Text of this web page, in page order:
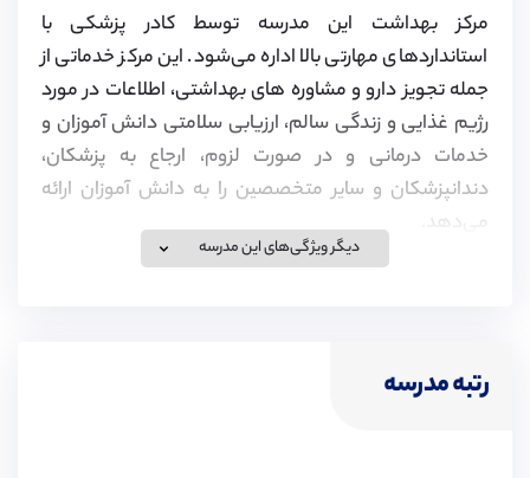
مرکز بهداشت این مدرسه توسط کادر پزشکی با
استانداردهای مهارتی بالا اداره می‌شود. این مرکز خدماتی از
جمله تجویز دارو و مشاوره های بهداشتی، اطلاعات در مورد
رژیم غذایی و زندگی سالم، ارزیابی سلامتی دانش آموزان و
خدمات درمانی و در صورت لزوم، ارجاع به پزشکان،
دندانپزشکان و سایر متخصصین را به دانش آموزان ارائه
می‌دهد.
موسسه پیوند در زمینه اخذ ویزای تحصیلی برای تحصیل در
دیگر ویژگی‌های این مدرسه
رتبه مدرسه